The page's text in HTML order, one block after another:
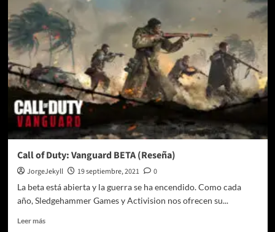
revela
las
Superstar
X-
Factor
abilities
de
los
50
mejores
jugadores
Call of Duty: Vanguard BETA (Reseña)
JorgeJekyll 19 septiembre, 2021
0
La beta está abierta y la guerra se ha encendido. Como cada
año, Sledgehammer Games y Activision nos ofrecen su...
Leer másLeer